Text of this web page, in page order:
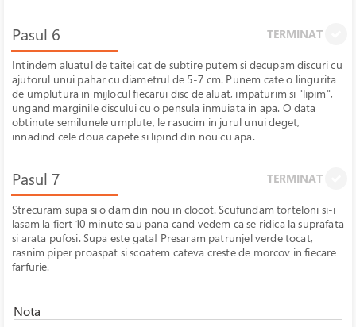
Pasul 6 TERMINAT
Intindem aluatul de taitei cat de subtire putem si decupam discuri cu
ajutorul unui pahar cu diametrul de 5-7 cm. Punem cate o lingurita
de umplutura in mijlocul fiecarui disc de aluat, impaturim si "lipim",
ungand marginile discului cu o pensula inmuiata in apa. O data
obtinute semilunele umplute, le rasucim in jurul unui deget,
innadind cele doua capete si lipind din nou cu apa.
Pasul 7 TERMINAT
Strecuram supa si o dam din nou in clocot. Scufundam torteloni si-i
lasam la fiert 10 minute sau pana cand vedem ca se ridica la suprafata
si arata pufosi. Supa este gata! Presaram patrunjel verde tocat,
rasnim piper proaspat si scoatem cateva creste de morcov in fiecare
farfurie.
Nota